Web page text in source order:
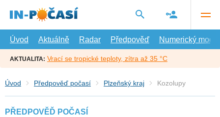
hlavní
Úvod
Aktuálně Radar Předpověď Numerický model
AKTUALITA: Vrací se tropické teploty, zítra až 35 °C
Úvod Předpověď počasí Plzeňský kraj Kozolupy
PŘEDPOVĚĎ POČASÍ